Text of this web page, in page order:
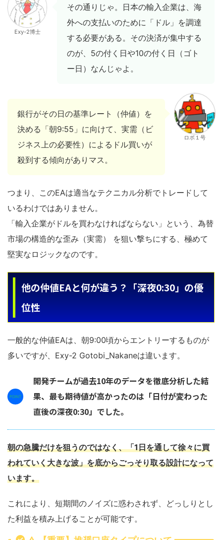
Exy-2博士
その通りじゃ。日本の輸入企業は、海
外への支払いのために「ドル」を調達
する必要がある。その決済が集中する
のが、5の付く日や10の付く日（ゴト
ー日）なんじゃよ。
銀行がその日の基準レート（仲値）を
決める「朝9:55」に向けて、実需（ビ
ジネス上の必要性）によるドル買いが
殺到する傾向がありマス。
ロボ１号
つまり、このEAは適当なテクニカル分析でトレードして
いるわけではありません。
「輸入企業がドルを買わなければならない」という、為替
市場の構造的な歪み（実需） を狙い撃ちにする、極めて
堅実なロジックなのです。
他の仲値EAと何が違う？「深夜0:30」の優
位性
一般的な仲値EAは、朝9:00頃からエントリーするものが
多いですが、Exy-2 Gotobi_Nakaneは違います。
開発チームが過去10年のデータを徹底分析した結
果、最も期待値が高かったのは「日付が変わった
直後の深夜0:30」でした。
朝の急騰だけを狙うのではなく、「1日を通して徐々に買
われていく大きな波」を底からごっそり取る設計になって
います。
これにより、短期間のノイズに惑わされず、どっしりとし
た利益を積み上げることが可能です。